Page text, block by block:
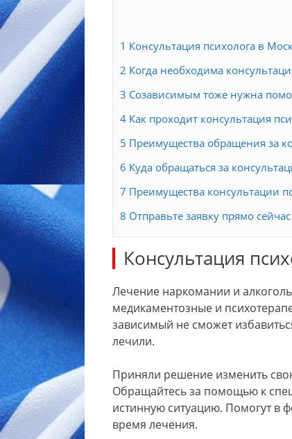
1 Консультация психолога в
2 Когда необходима
3 Созависимым тоже нужна
4 Как проходит консультация
5 Преимущества обращения за
6 Куда обращаться за
7 Преимущества консультации
8 Отправьте заявку прямо сейчас
Консультация
Лечение наркомании и
медикаментозные и
зависимый не сможет
лечили.
Приняли решение изменить
Обращайтесь за помощью к
истинную ситуацию. Помогут в
время лечения.